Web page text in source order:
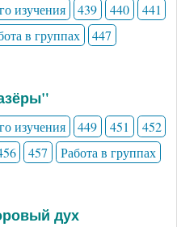
изучения 439 440
441
в группах
447
изучения 449 451
452
457
Работа в группах
дух